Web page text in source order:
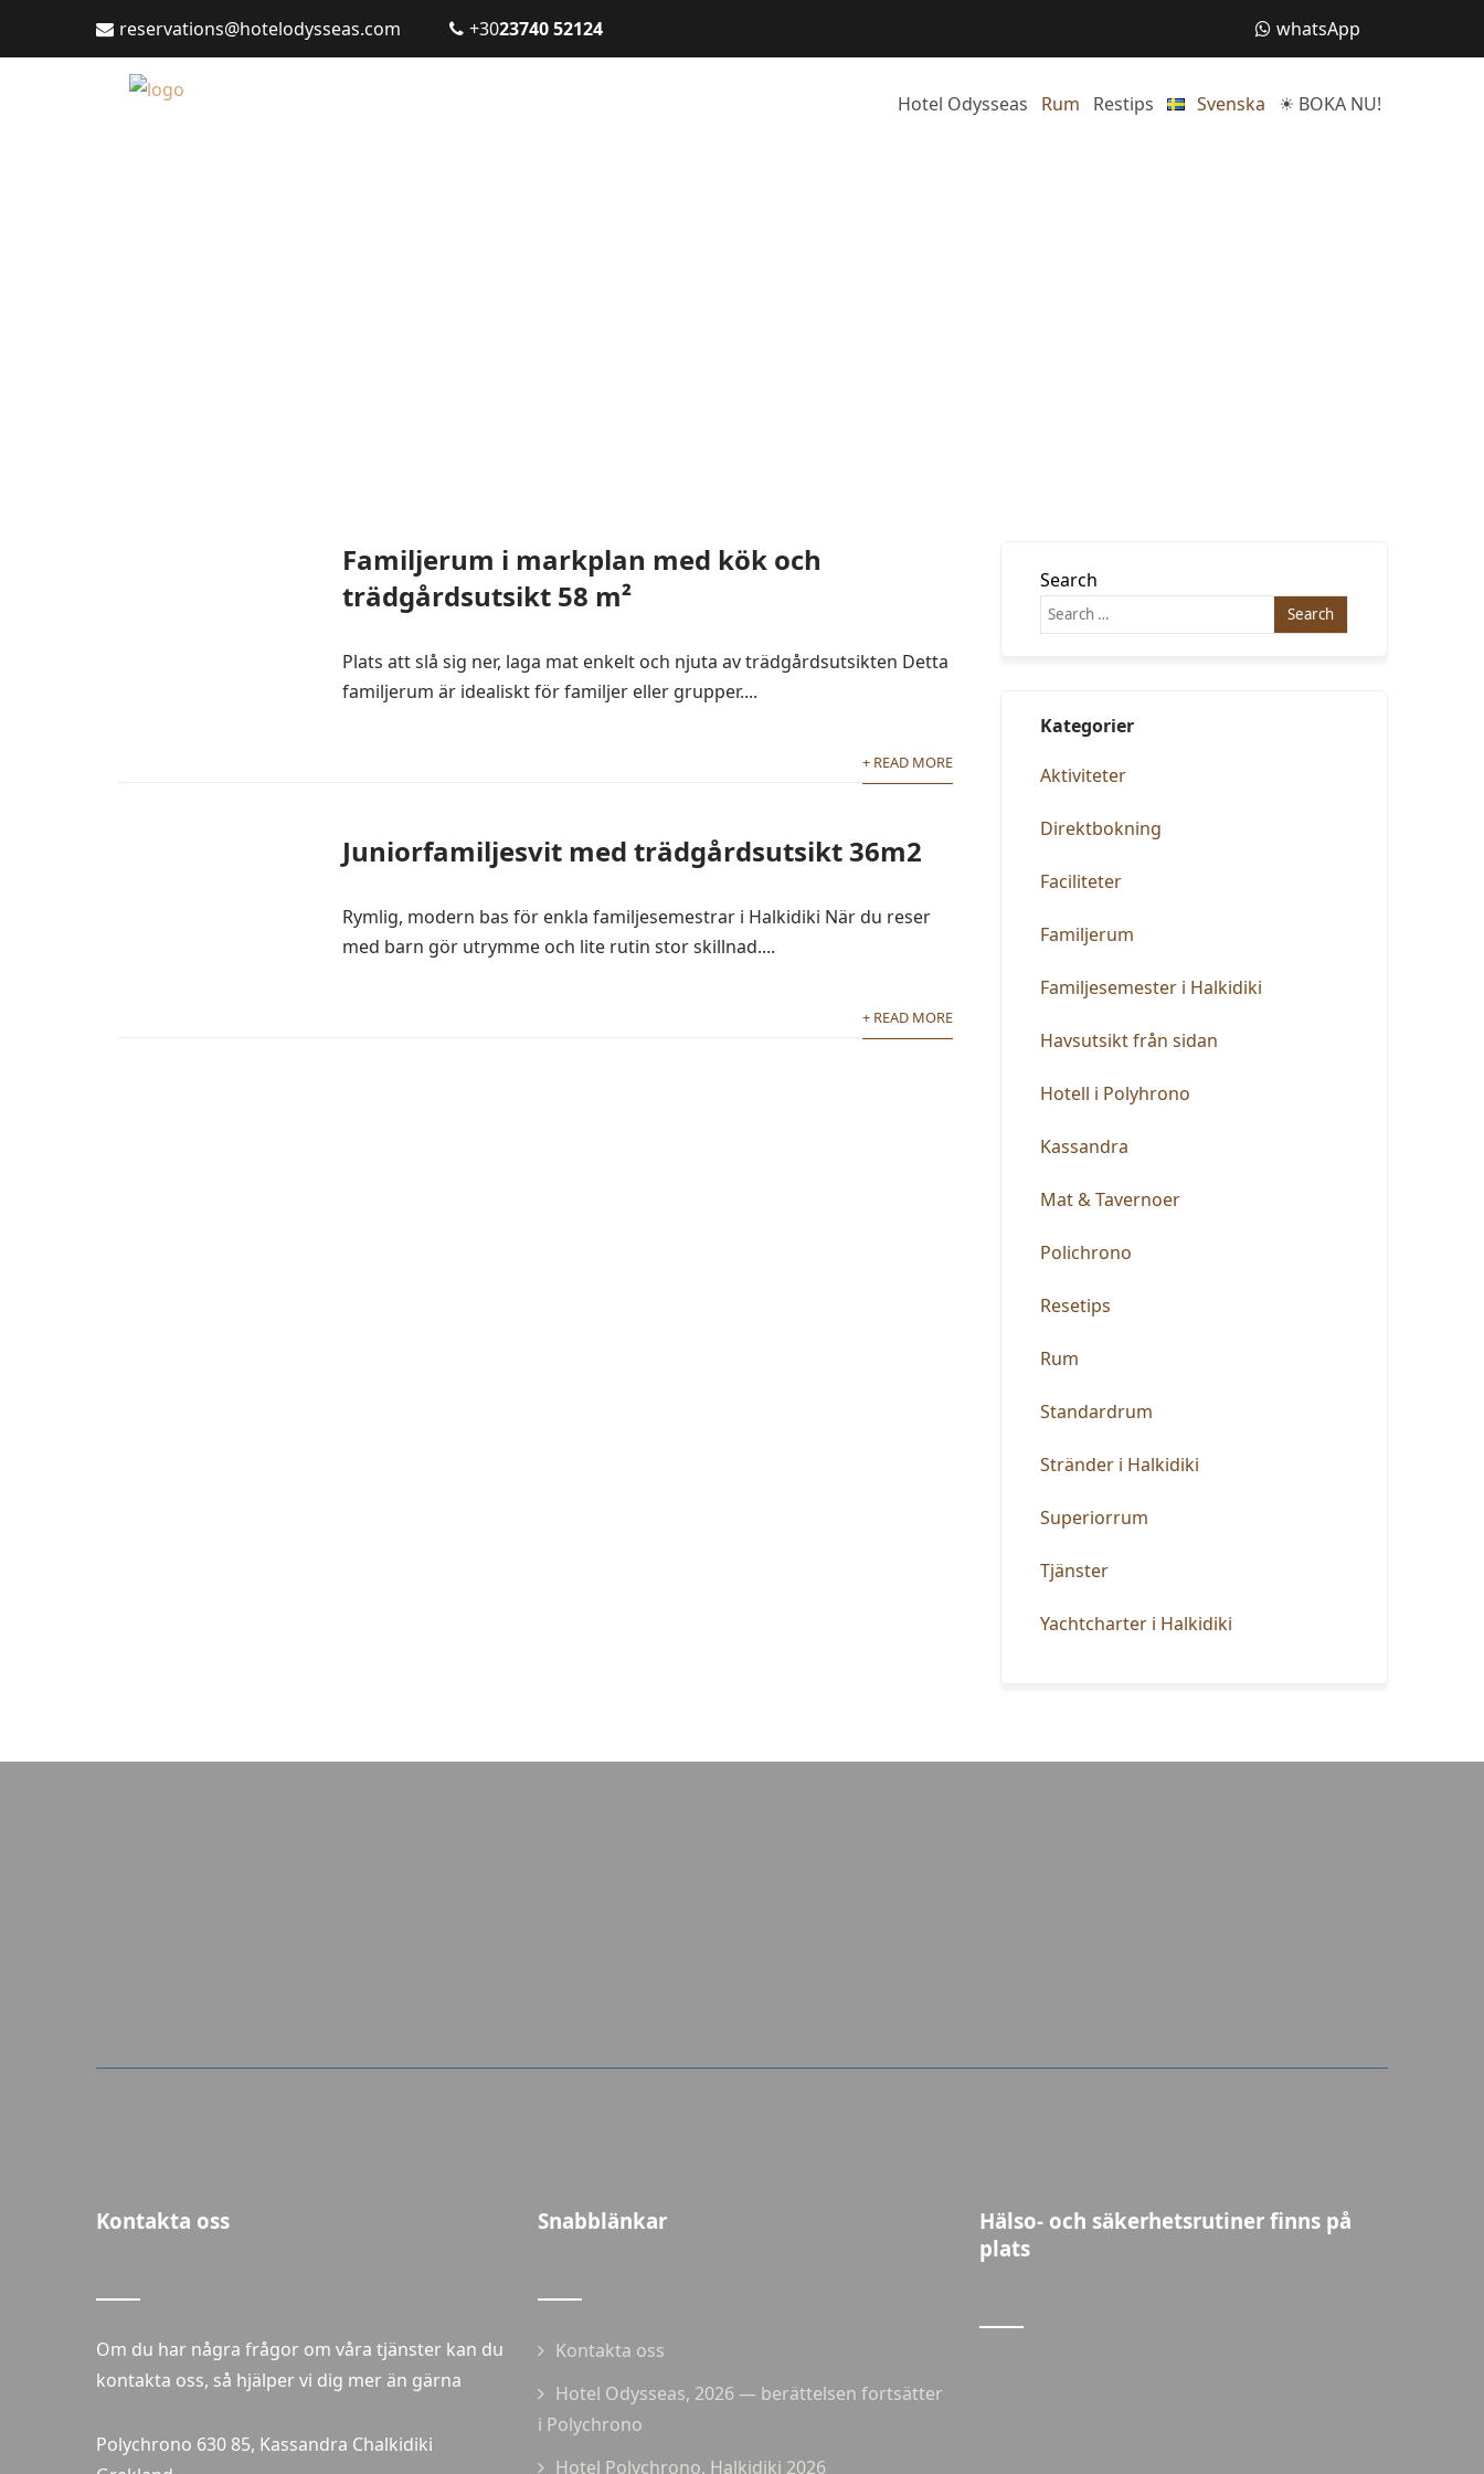
reservations@hotelodysseas.com +3023740 52124 whatsApp
Hotel Odysseas Rum Restips Svenska ☀ BOKA NU!
Familjerum i markplan med kök och
trädgårdsutsikt 58 m²
Plats att slå sig ner, laga mat enkelt och njuta av trädgårdsutsikten Detta
familjerum är idealiskt för familjer eller grupper....
+ READ MORE
Juniorfamiljesvit med trädgårdsutsikt 36m2
Rymlig, modern bas för enkla familjesemestrar i Halkidiki När du reser
med barn gör utrymme och lite rutin stor skillnad....
+ READ MORE
Search
Kategorier
Aktiviteter
Direktbokning
Faciliteter
Familjerum
Familjesemester i Halkidiki
Havsutsikt från sidan
Hotell i Polyhrono
Kassandra
Mat & Tavernoer
Polichrono
Resetips
Rum
Standardrum
Stränder i Halkidiki
Superiorrum
Tjänster
Yachtcharter i Halkidiki
Kontakta oss
Om du har några frågor om våra tjänster kan du
kontakta oss, så hjälper vi dig mer än gärna
Polychrono 630 85, Kassandra Chalkidiki
Snabblänkar
Kontakta oss
Hotel Odysseas, 2026 — berättelsen fortsätter
i Polychrono
Hotel Polychrono, Halkidiki 2026
Hälso- och säkerhetsrutiner finns på
plats